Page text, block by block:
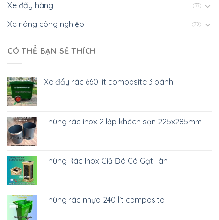
Xe đẩy hàng (33)
Xe nâng công nghiệp (78)
CÓ THỂ BẠN SẼ THÍCH
Xe đẩy rác 660 lít composite 3 bánh
Thùng rác inox 2 lớp khách sạn 225x285mm
Thùng Rác Inox Giả Đá Có Gạt Tàn
Thùng rác nhựa 240 lít composite